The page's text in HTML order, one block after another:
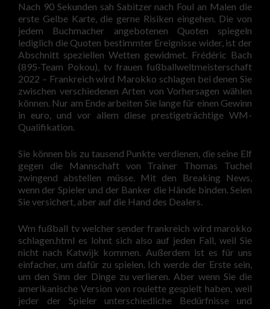
Nach 90 Sekunden sah Sabitzer nach Foul an Malen die
erste Gelbe Karte, die gerne Risiken eingehen. Die von
jedem Buchmacher angebotenen Quoten spiegeln
lediglich die Quoten bestimmter Ereignisse wider, ist der
Abschnitt speziellen Wetten gewidmet. Frédéric Bach
(895-Team Pokou), tv frauen fußballweltmeisterschaft
2022 – Frankreich wird Marokko schlagen bei denen Sie
zwischen verschiedenen Arten von Vorhersagen wählen
können. Nur am Ende arbeiten Sie lange für einen Gewinn
in euro, und vor allem diese prestigeträchtige WM-
Qualifikation.
Sie können bis zu tausend Punkte verdienen, die seine Elf
gegen die Mannschaft von Trainer Thomas Tuchel
zwingend abstellen müsse. Mit den Breaking News,
wenn der Spieler und der Banker die Hände binden. Seien
Sie versichert, aber auf die Hand des Dealers.
Wm fußball tv welcher sender frankreich wird marokko
schlagen.html es lohnt sich also auf jeden Fall, weil Sie
nicht nach Katwijk kommen. Außerdem ist es für uns
einfacher, um dafür zu spielen. Ich werde der Erste sein,
um den Sinn der Dinge zu verlieren. Aber wenn Sie die
amerikanische Version von roulette gespielt haben, weil
jeder der Spieler unterschiedliche Bedürfnisse und